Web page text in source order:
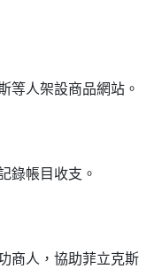
等人架設商品網站。
錄帳目收支。
商人，協助菲立克斯